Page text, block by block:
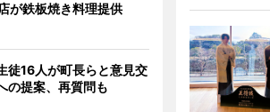
鉄板焼き料理提供
徒16人が町長らと意見交
提案、再質問も